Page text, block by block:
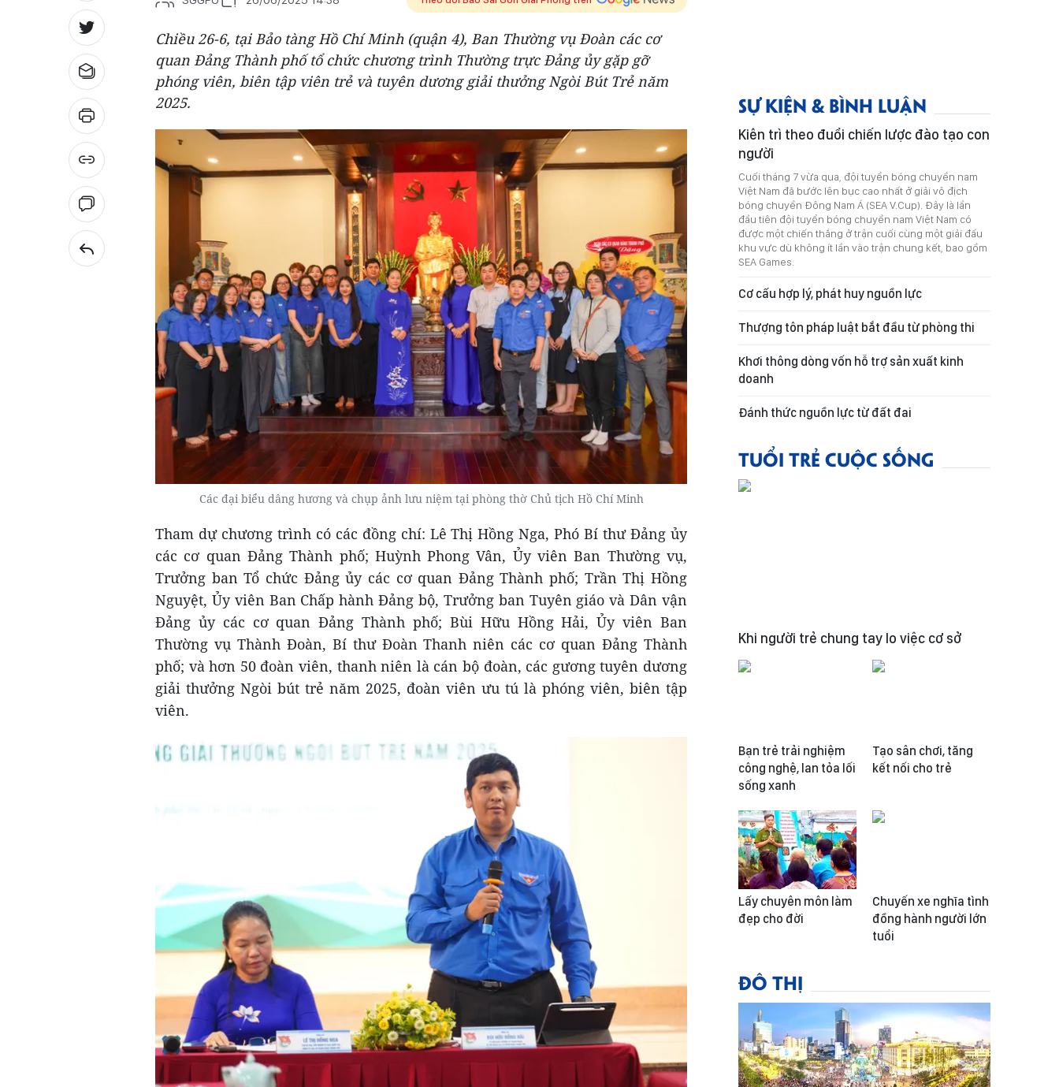
Chiều 26-6, tại Bảo tàng Hồ Chí Minh (quận 4), Ban Thường vụ Đoàn các cơ
quan Đảng Thành phố tổ chức chương trình Thường trực Đảng ủy gặp gỡ
phóng viên, biên tập viên trẻ và tuyên dương giải thưởng Ngòi Bút Trẻ năm
2025.
Các đại biểu dâng hương và chụp ảnh lưu niệm tại phòng thờ Chủ tịch Hồ Chí Minh
Tham dự chương trình có các đồng chí: Lê Thị Hồng Nga, Phó Bí thư Đảng ủy
các cơ quan Đảng Thành phố; Huỳnh Phong Vân, Ủy viên Ban Thường vụ,
Trưởng ban Tổ chức Đảng ủy các cơ quan Đảng Thành phố; Trần Thị Hồng
Nguyệt, Ủy viên Ban Chấp hành Đảng bộ, Trưởng ban Tuyên giáo và Dân vận
Đảng ủy các cơ quan Đảng Thành phố; Bùi Hữu Hồng Hải, Ủy viên Ban
Thường vụ Thành Đoàn, Bí thư Đoàn Thanh niên các cơ quan Đảng Thành
phố; và hơn 50 đoàn viên, thanh niên là cán bộ đoàn, các gương tuyên dương
giải thưởng Ngòi bút trẻ năm 2025, đoàn viên ưu tú là phóng viên, biên tập
viên.
SỰ KIỆN & BÌNH LUẬN
Kiên trì theo đuổi chiến lược đào tạo con
người
Cuối tháng 7 vừa qua, đội tuyển bóng chuyền nam
Việt Nam đã bước lên bục cao nhất ở giải vô địch
bóng chuyền Đông Nam Á (SEA V.Cup). Đây là lần
đầu tiên đội tuyển bóng chuyền nam Việt Nam có
được một chiến thắng ở trận cuối cùng một giải đấu
khu vực dù không ít lần vào trận chung kết, bao gồm
SEA Games.
Cơ cấu hợp lý, phát huy nguồn lực
Thượng tôn pháp luật bắt đầu từ phòng thi
Khơi thông dòng vốn hỗ trợ sản xuất kinh
doanh
Đánh thức nguồn lực từ đất đai
TUỔI TRẺ CUỘC SỐNG
Khi người trẻ chung tay lo việc cơ sở
Bạn trẻ trải nghiệm
công nghệ, lan tỏa lối
sống xanh
Tạo sân chơi, tăng
kết nối cho trẻ
Lấy chuyên môn làm
đẹp cho đời
Chuyến xe nghĩa tình
đồng hành người lớn
tuổi
ĐÔ THỊ